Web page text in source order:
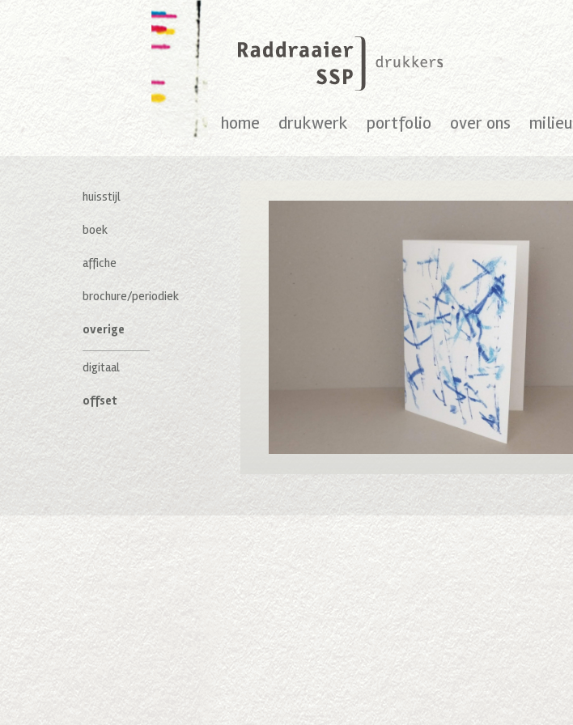
home drukwerk portfolio over ons milieu
huisstijl
boek
affiche
brochure/periodiek
overige
digitaal
offset